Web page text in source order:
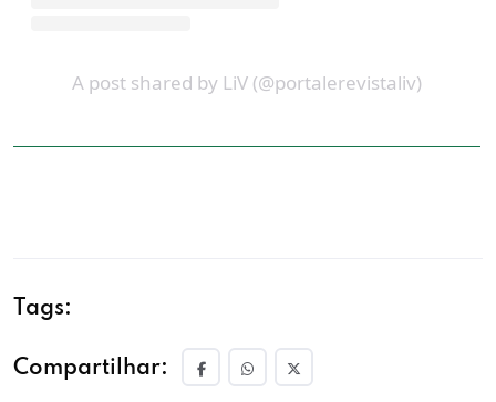
A post shared by LiV (@portalerevistaliv)
Tags:
Compartilhar: